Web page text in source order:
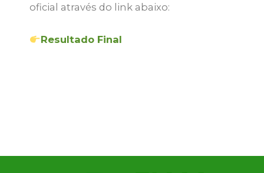
oficial através do link abaixo:
Resultado Final